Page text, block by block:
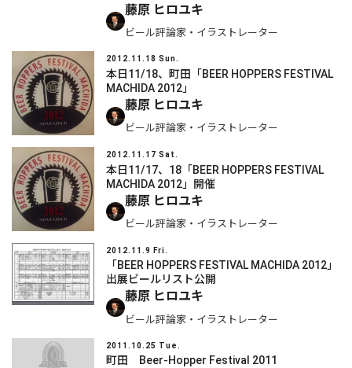
藤原 ヒロユキ
ビール評論家・イラストレーター
2012.11.18 Sun.
本日11/18、町田「BEER HOPPERS FESTIVAL
MACHIDA 2012」
藤原 ヒロユキ
ビール評論家・イラストレーター
2012.11.17 Sat.
本日11/17、18「BEER HOPPERS FESTIVAL
MACHIDA 2012」開催
藤原 ヒロユキ
ビール評論家・イラストレーター
2012.11.9 Fri.
「BEER HOPPERS FESTIVAL MACHIDA 2012」
出展ビールリスト公開
藤原 ヒロユキ
ビール評論家・イラストレーター
2011.10.25 Tue.
町田 Beer-Hopper Festival 2011